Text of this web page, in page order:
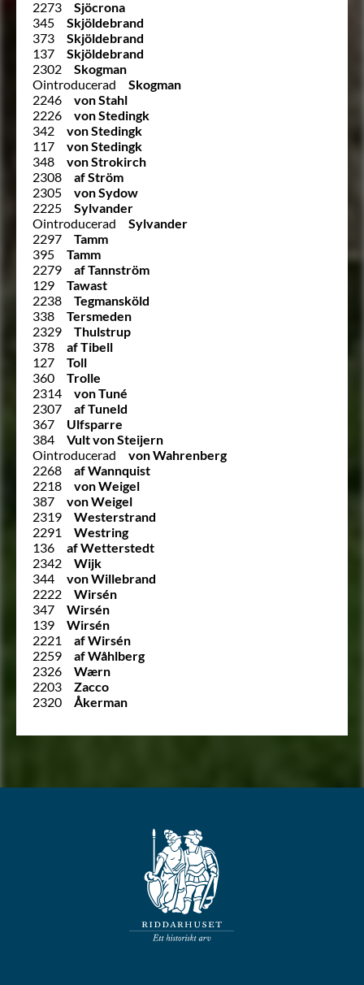
2273
Sjöcrona
345
Skjöldebrand
373
Skjöldebrand
137
Skjöldebrand
2302
Skogman
Ointroducerad
Skogman
2246
von Stahl
2226
von Stedingk
342
von Stedingk
117
von Stedingk
348
von Strokirch
2308
af Ström
2305
von Sydow
2225
Sylvander
Ointroducerad
Sylvander
2297
Tamm
395
Tamm
2279
af Tannström
129
Tawast
2238
Tegmansköld
338
Tersmeden
2329
Thulstrup
378
af Tibell
127
Toll
360
Trolle
2314
von Tuné
2307
af Tuneld
367
Ulfsparre
384
Vult von Steijern
Ointroducerad
von Wahrenberg
2268
af Wannquist
2218
von Weigel
387
von Weigel
2319
Westerstrand
2291
Westring
136
af Wetterstedt
2342
Wijk
344
von Willebrand
2222
Wirsén
347
Wirsén
139
Wirsén
2221
af Wirsén
2259
af Wåhlberg
2326
Wærn
2203
Zacco
2320
Åkerman